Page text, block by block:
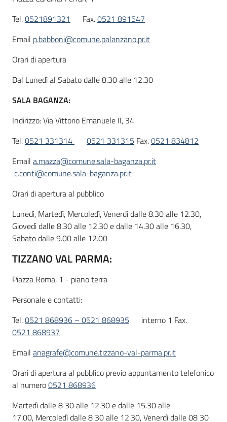
Tel.0521891321 Fax.0521 891547
Email p.babboni@comune.palanzano.pr.it
Orari di apertura
Dal Lunedì al Sabato dalle 8.30 alle 12.30
SALA BAGANZA:
Indirizzo: Via Vittorio Emanuele II, 34
Tel.0521 331314 0521 331315 Fax.0521 834812
Email a.mazza@comune.sala-baganza.pr.it
c.conti@comune.sala-baganza.pr.it
Orari di apertura al pubblico
Lunedì, Martedì, Mercoledì, Venerdì dalle 8.30 alle 12.30,
Giovedì dalle 8.30 alle 12.30 e dalle 14.30 alle 16.30,
Sabato dalle 9.00 alle 12.00
TIZZANO VAL PARMA:
Piazza Roma, 1 - piano terra
Personale e contatti:
Tel.0521 868936 – 0521 868935
interno 1 Fax.
0521 868937
Email anagrafe@comune.tizzano-val-parma.pr.it
Orari di apertura al pubblico previo appuntamento telefonico
al numero0521 868936
Martedì dalle 8 30 alle 12.30 e dalle 15.30 alle
17.00, Mercoledì dalle 8 30 alle 12.30, Venerdì dalle 08 30